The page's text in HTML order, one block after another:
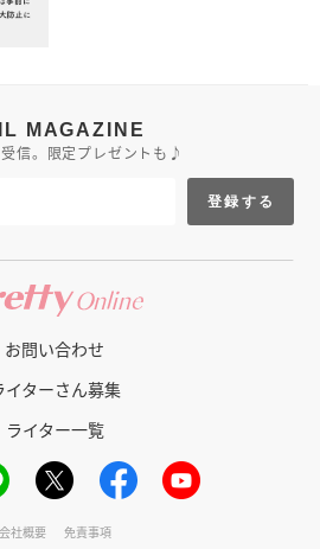
MAGAZINE
信。限定プレゼントも♪
登録する
お問い合わせ
イターさん募集
ライター一覧
会社概要 免責事項